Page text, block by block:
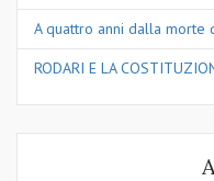
A quattro anni dalla morte
RODARI E LA